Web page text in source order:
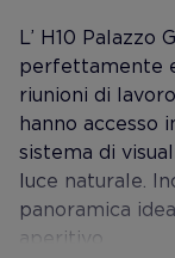
L’ H10 Palazzo
perfettamente
riunioni di
hanno accesso
sistema di
luce naturale.
panoramica
aperitivo.